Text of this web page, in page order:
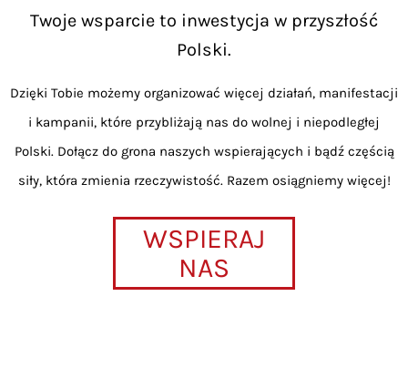
Twoje wsparcie to inwestycja w przyszłość
Polski.
Dzięki Tobie możemy organizować więcej działań, manifestacji
i kampanii, które przybliżają nas do wolnej i niepodległej
Polski. Dołącz do grona naszych wspierających i bądź częścią
siły, która zmienia rzeczywistość. Razem osiągniemy więcej!
WSPIERAJ
NAS